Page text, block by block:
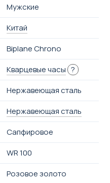
Мужские
Китай
Biplane Chrono
Кварцевые часы ?
Нержавеющая сталь
Нержавеющая сталь
Сапфировое
WR 100
Розовое золото